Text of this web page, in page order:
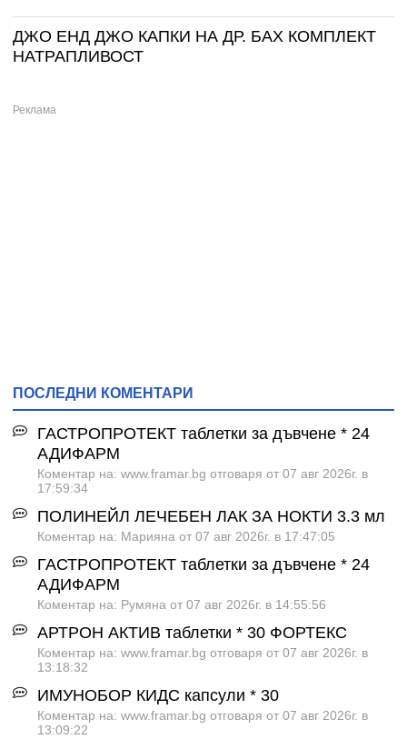
ДЖО ЕНД ДЖО КАПКИ НА ДР. БАХ КОМПЛЕКТ
НАТРАПЛИВОСТ
ПОСЛЕДНИ КОМЕНТАРИ
ГАСТРОПРОТЕКТ таблетки за дъвчене * 24
АДИФАРМ
Коментар на: www.framar.bg отговаря от 07 авг 2026г. в
17:59:34
ПОЛИНЕЙЛ ЛЕЧЕБЕН ЛАК ЗА НОКТИ 3.3 мл
Коментар на: Марияна от 07 авг 2026г. в 17:47:05
ГАСТРОПРОТЕКТ таблетки за дъвчене * 24
АДИФАРМ
Коментар на: Румяна от 07 авг 2026г. в 14:55:56
АРТРОН АКТИВ таблетки * 30 ФОРТЕКС
Коментар на: www.framar.bg отговаря от 07 авг 2026г. в
13:18:32
ИМУНОБОР КИДС капсули * 30
Коментар на: www.framar.bg отговаря от 07 авг 2026г. в
13:09:22